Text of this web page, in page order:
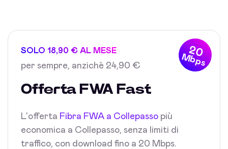
20
Mbps
SOLO 18,90 € AL MESE
per sempre, anzichè 24,90 €
Offerta FWA Fast
L'offerta Fibra FWA a Collepasso più
economica a Collepasso, senza limiti di
traffico, con download fino a 20 Mbps.